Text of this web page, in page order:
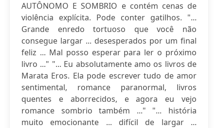
AUTÔNOMO E SOMBRIO e contém cenas de
violência explícita. Pode conter gatilhos. "...
Grande enredo tortuoso que você não
consegue largar ... desesperados por um final
feliz ... Mal posso esperar para ler o próximo
livro ..." "... Eu absolutamente amo os livros de
Marata Eros. Ela pode escrever tudo de amor
sentimental, romance paranormal, livros
quentes e aborrecidos, e agora eu vejo
romance sombrio também ..." "... história
muito emocionante ... difícil de largar ...